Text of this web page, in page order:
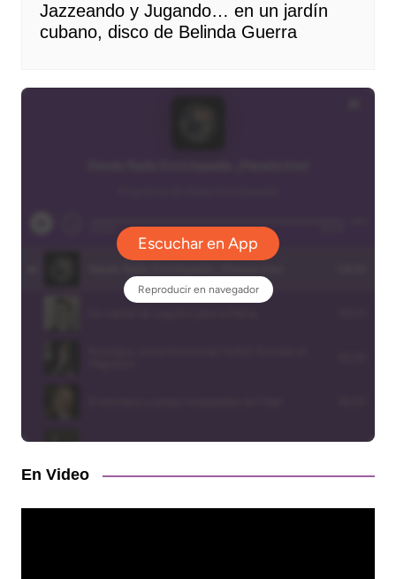
Jazzeando y Jugando… en un jardín
cubano, disco de Belinda Guerra
En Video